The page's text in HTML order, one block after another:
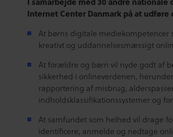
Internet Center Danmark på at
At børns digitale mediekompetencer
kreativt og uddannelsesmæssigt
At forældre og børn vil nyde godt af
sikkerhed i onlineverdenen,
rapportering af misbrug,
indholdsklassifikationssystemer og
At samfundet som helhed vil drage
identificere, anmelde og nedtage